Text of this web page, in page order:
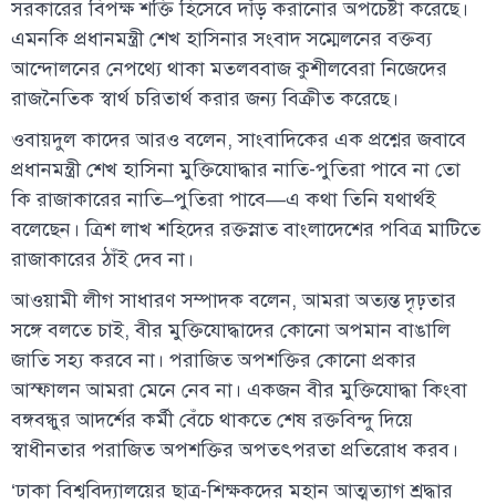
সরকারের বিপক্ষ শক্তি হিসেবে দাঁড় করানোর অপচেষ্টা করেছে।
এমনকি প্রধানমন্ত্রী শেখ হাসিনার সংবাদ সম্মেলনের বক্তব্য
আন্দোলনের নেপথ্যে থাকা মতলববাজ কুশীলবেরা নিজেদের
রাজনৈতিক স্বার্থ চরিতার্থ করার জন্য বিক্রীত করেছে।
ওবায়দুল কাদের আরও বলেন, সাংবাদিকের এক প্রশ্নের জবাবে
প্রধানমন্ত্রী শেখ হাসিনা মুক্তিযোদ্ধার নাতি-পুতিরা পাবে না তো
কি রাজাকারের নাতি–পুতিরা পাবে—এ কথা তিনি যথার্থই
বলেছেন। ত্রিশ লাখ শহিদের রক্তস্নাত বাংলাদেশের পবিত্র মাটিতে
রাজাকারের ঠাঁই দেব না।
আওয়ামী লীগ সাধারণ সম্পাদক বলেন, আমরা অত্যন্ত দৃঢ়তার
সঙ্গে বলতে চাই, বীর মুক্তিযোদ্ধাদের কোনো অপমান বাঙালি
জাতি সহ্য করবে না। পরাজিত অপশক্তির কোনো প্রকার
আস্ফালন আমরা মেনে নেব না। একজন বীর মুক্তিযোদ্ধা কিংবা
বঙ্গবন্ধুর আদর্শের কর্মী বেঁচে থাকতে শেষ রক্তবিন্দু দিয়ে
স্বাধীনতার পরাজিত অপশক্তির অপতৎপরতা প্রতিরোধ করব।
‘ঢাকা বিশ্ববিদ্যালয়ের ছাত্র-শিক্ষকদের মহান আত্মত্যাগ শ্রদ্ধার